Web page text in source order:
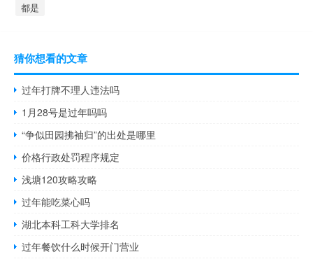
都是
猜你想看的文章
过年打牌不理人违法吗
1月28号是过年吗吗
“争似田园拂袖归”的出处是哪里
价格行政处罚程序规定
浅塘120攻略攻略
过年能吃菜心吗
湖北本科工科大学排名
过年餐饮什么时候开门营业